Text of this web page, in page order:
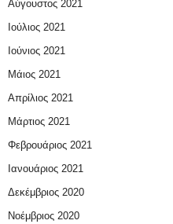
Αύγουστος 2021
Ιούλιος 2021
Ιούνιος 2021
Μάιος 2021
Απρίλιος 2021
Μάρτιος 2021
Φεβρουάριος 2021
Ιανουάριος 2021
Δεκέμβριος 2020
Νοέμβριος 2020